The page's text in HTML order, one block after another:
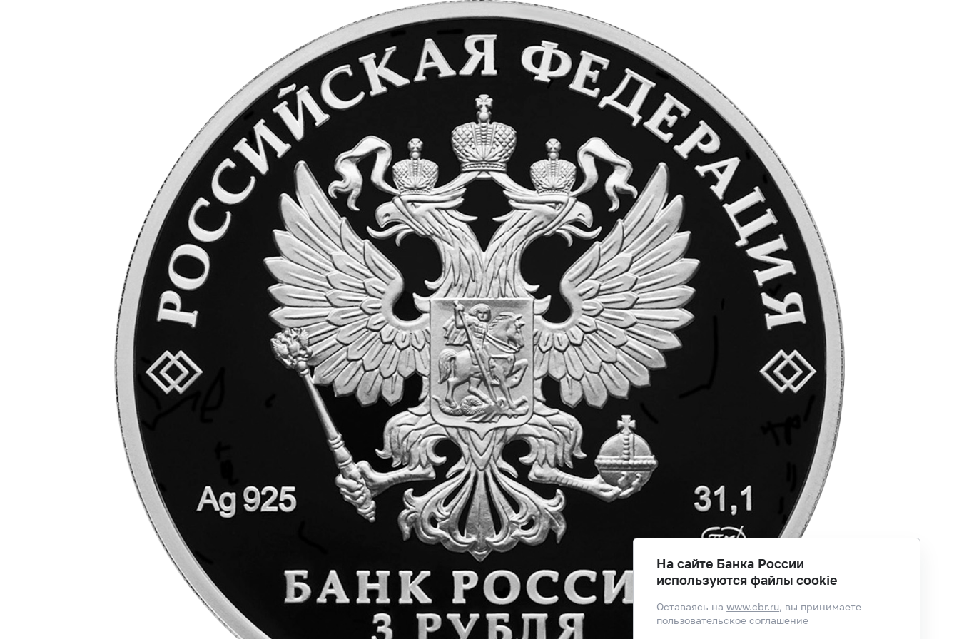
На сайте Банка России
используются файлы cookie
Оставаясь наwww.cbr.ru, вы принимаете
пользовательское соглашение